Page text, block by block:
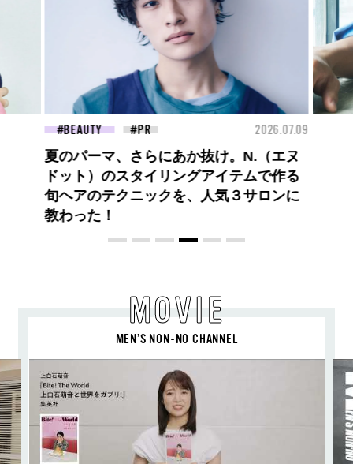
BEAUTY 2026.07.27
大胆不敵で、どこまでも自由。
BALLISTIK BOYZ 砂田将宏がまとう
COACHの新作フレグランス「コーチ ピ
ュア プラチナム パルファム」
MOVIE
MEN’S NON-NO CHANNEL